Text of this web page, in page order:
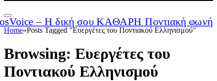
Home»Posts Tagged "Ευεργέτες του Ποντιακού Ελληνισμού"
Browsing: Ευεργέτες του
Ποντιακού Ελληνισμού